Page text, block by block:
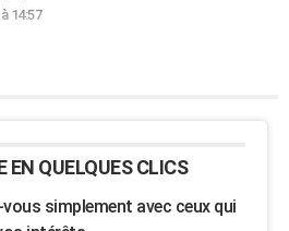
14:57
EN QUELQUES CLICS
simplement avec ceux qui